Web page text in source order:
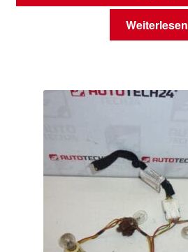
Weiterlesen